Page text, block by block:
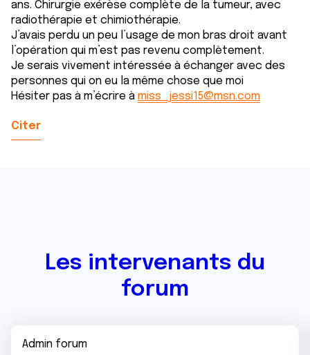
ans. Chirurgie exérèse complète de la tumeur, avec
radiothérapie et chimiothérapie.
J’avais perdu un peu l’usage de mon bras droit avant
l’opération qui m’est pas revenu complètement.
Je serais vivement intéressée à échanger avec des
personnes qui on eu la même chose que moi
Hésiter pas à m’écrire à miss_jessi15@msn.com
Citer
Les intervenants du
forum
Admin forum